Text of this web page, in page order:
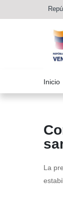
Inicio
La